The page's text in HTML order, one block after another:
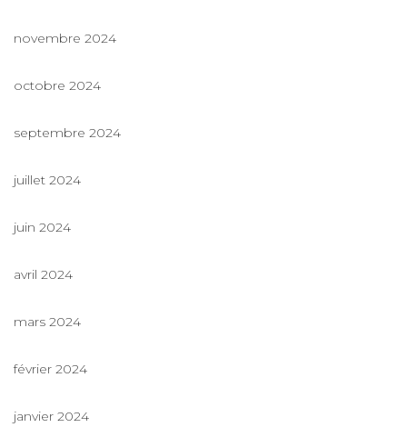
novembre 2024
octobre 2024
septembre 2024
juillet 2024
juin 2024
avril 2024
mars 2024
février 2024
janvier 2024